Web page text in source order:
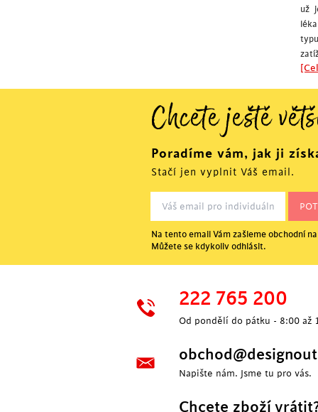
už
Chcete ještě
Poradíme vám, jak ji
Stačí jen vyplnit Váš email.
Na tento email Vám zašleme obchodní
Můžete se kdykoliv odhlásit.
222 765 200
Od pondělí do pátku - 8:00 až
Napište nám. Jsme tu pro vás.
Chcete zboží